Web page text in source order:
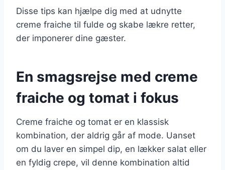
Disse tips kan hjælpe dig med at udnytte
creme fraiche til fulde og skabe lækre retter,
der imponerer dine gæster.
En smagsrejse med creme
fraiche og tomat i fokus
Creme fraiche og tomat er en klassisk
kombination, der aldrig går af mode. Uanset
om du laver en simpel dip, en lækker salat eller
en fyldig crepe, vil denne kombination altid